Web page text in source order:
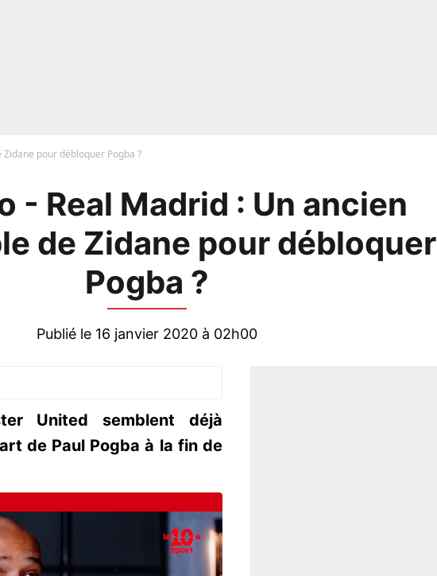
pour débloquer Pogba ?
- Real Madrid : Un ancien
de Zidane pour débloquer
Pogba ?
Publié le 16 janvier 2020 à 02h00
United semblent déjà
de Paul Pogba à la fin de